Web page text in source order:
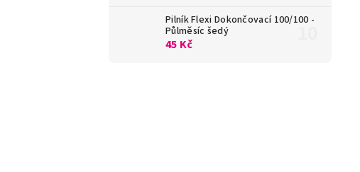
Pilník Flexi Dokončovací 100/100 -
Půlměsíc šedý
45 Kč